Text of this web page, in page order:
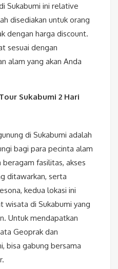
Sukabumi ini relative
disediakan untuk orang
dengan harga discount.
sesuai dengan
alam yang akan Anda
Sukabumi 2 Hari
di Sukabumi adalah
bagi para pecinta alam
fasilitas, akses
ditawarkan, serta
kedua lokasi ini
wisata di Sukabumi yang
Untuk mendapatkan
Geoprak dan
bisa gabung bersama